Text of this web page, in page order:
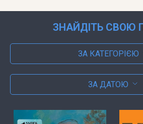
ЗНАЙДІТЬ СВОЮ
ЗА КАТЕГОРІЄЮ
ЗА ДАТОЮ